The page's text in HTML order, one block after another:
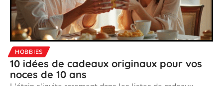
HOBBIES
10 idées de cadeaux originaux pour vos
noces de 10 ans